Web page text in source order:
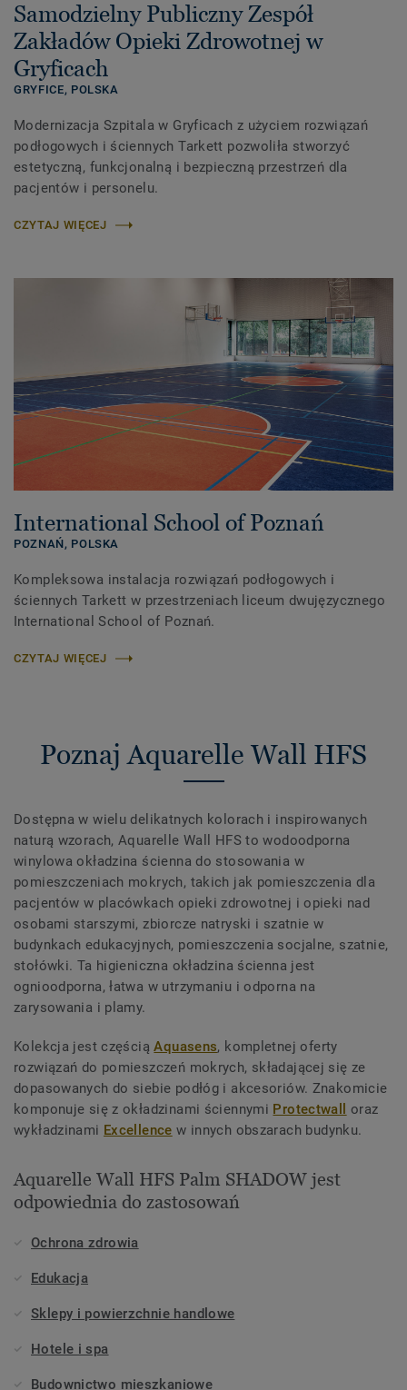
Samodzielny Publiczny Zespół
Zakładów Opieki Zdrowotnej w
Gryficach
GRYFICE, POLSKA
Modernizacja Szpitala w Gryficach z użyciem rozwiązań
podłogowych i ściennych Tarkett pozwoliła stworzyć
estetyczną, funkcjonalną i bezpieczną przestrzeń dla
pacjentów i personelu.
CZYTAJ WIĘCEJ
International School of Poznań
POZNAŃ, POLSKA
Kompleksowa instalacja rozwiązań podłogowych i
ściennych Tarkett w przestrzeniach liceum dwujęzycznego
International School of Poznań.
CZYTAJ WIĘCEJ
Poznaj Aquarelle Wall HFS
Dostępna w wielu delikatnych kolorach i inspirowanych
naturą wzorach, Aquarelle Wall HFS to wodoodporna
winylowa okładzina ścienna do stosowania w
pomieszczeniach mokrych, takich jak pomieszczenia dla
pacjentów w placówkach opieki zdrowotnej i opieki nad
osobami starszymi, zbiorcze natryski i szatnie w
budynkach edukacyjnych, pomieszczenia socjalne, szatnie,
stołówki. Ta higieniczna okładzina ścienna jest
ognioodporna, łatwa w utrzymaniu i odporna na
zarysowania i plamy.
Kolekcja jest częściąAquasens, kompletnej oferty
rozwiązań do pomieszczeń mokrych, składającej się ze
dopasowanych do siebie podłóg i akcesoriów. Znakomicie
komponuje się z okładzinami ściennymi Protectwall
oraz
wykładzinami Excellence w innych obszarach budynku.
Aquarelle Wall HFS Palm SHADOW jest
odpowiednia do zastosowań
Ochrona zdrowia
Edukacja
Sklepy i powierzchnie handlowe
Hotele i spa
Budownictwo mieszkaniowe